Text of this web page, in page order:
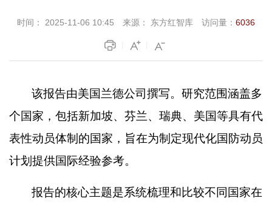
时间： 2025-11-06 10:45 来源： 东方红智库 访问量： 6036
该报告由美国兰德公司撰写。研究范围涵盖多
个国家，包括新加坡、芬兰、瑞典、美国等具有代
表性动员体制的国家，旨在为制定现代化国防动员
计划提供国际经验参考。
报告的核心主题是系统梳理和比较不同国家在